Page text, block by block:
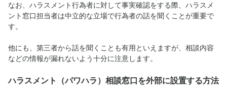
なお、ハラスメント行為者に対して事実確認をする際、ハラスメ
ント窓口担当者は中立的な立場で行為者の話を聞くことが重要で
す。
他にも、第三者から話を聞くことも有用といえますが、相談内容
などの情報が漏れないよう十分に注意します。
ハラスメント（パワハラ）相談窓口を外部に設置する方法